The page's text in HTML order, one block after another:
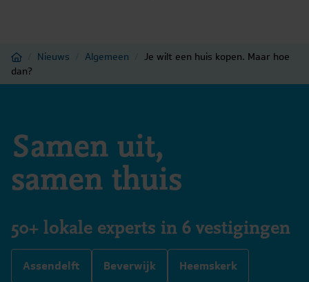
Home Nieuws Algemeen
Je wilt een huis kopen. Maar hoe
dan?
Samen uit,
samen thuis
50+ lokale experts in 6 vestigingen
Assendelft Beverwijk Heemskerk